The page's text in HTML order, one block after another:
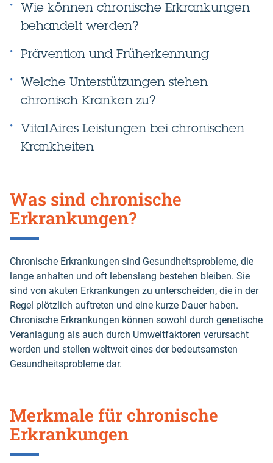
Wie können chronische Erkrankungen
behandelt werden?
Prävention und Früherkennung
Welche Unterstützungen stehen
chronisch Kranken zu?
VitalAires Leistungen bei chronischen
Krankheiten
Was sind chronische
Erkrankungen?
Chronische Erkrankungen sind Gesundheitsprobleme, die
lange anhalten und oft lebenslang bestehen bleiben. Sie
sind von akuten Erkrankungen zu unterscheiden, die in der
Regel plötzlich auftreten und eine kurze Dauer haben.
Chronische Erkrankungen können sowohl durch genetische
Veranlagung als auch durch Umweltfaktoren verursacht
werden und stellen weltweit eines der bedeutsamsten
Gesundheitsprobleme dar.
Merkmale für chronische
Erkrankungen